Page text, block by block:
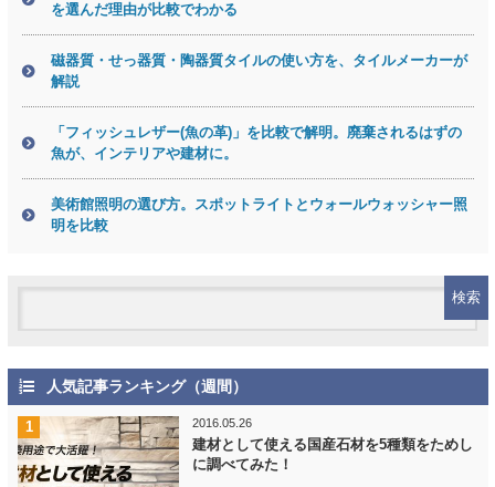
を選んだ理由が比較でわかる
磁器質・せっ器質・陶器質タイルの使い方を、タイルメーカーが
解説
「フィッシュレザー(魚の革)」を比較で解明。廃棄されるはずの
魚が、インテリアや建材に。
美術館照明の選び方。スポットライトとウォールウォッシャー照
明を比較
人気記事ランキング（週間）
2016.05.26
建材として使える国産石材を5種類をためし
に調べてみた！